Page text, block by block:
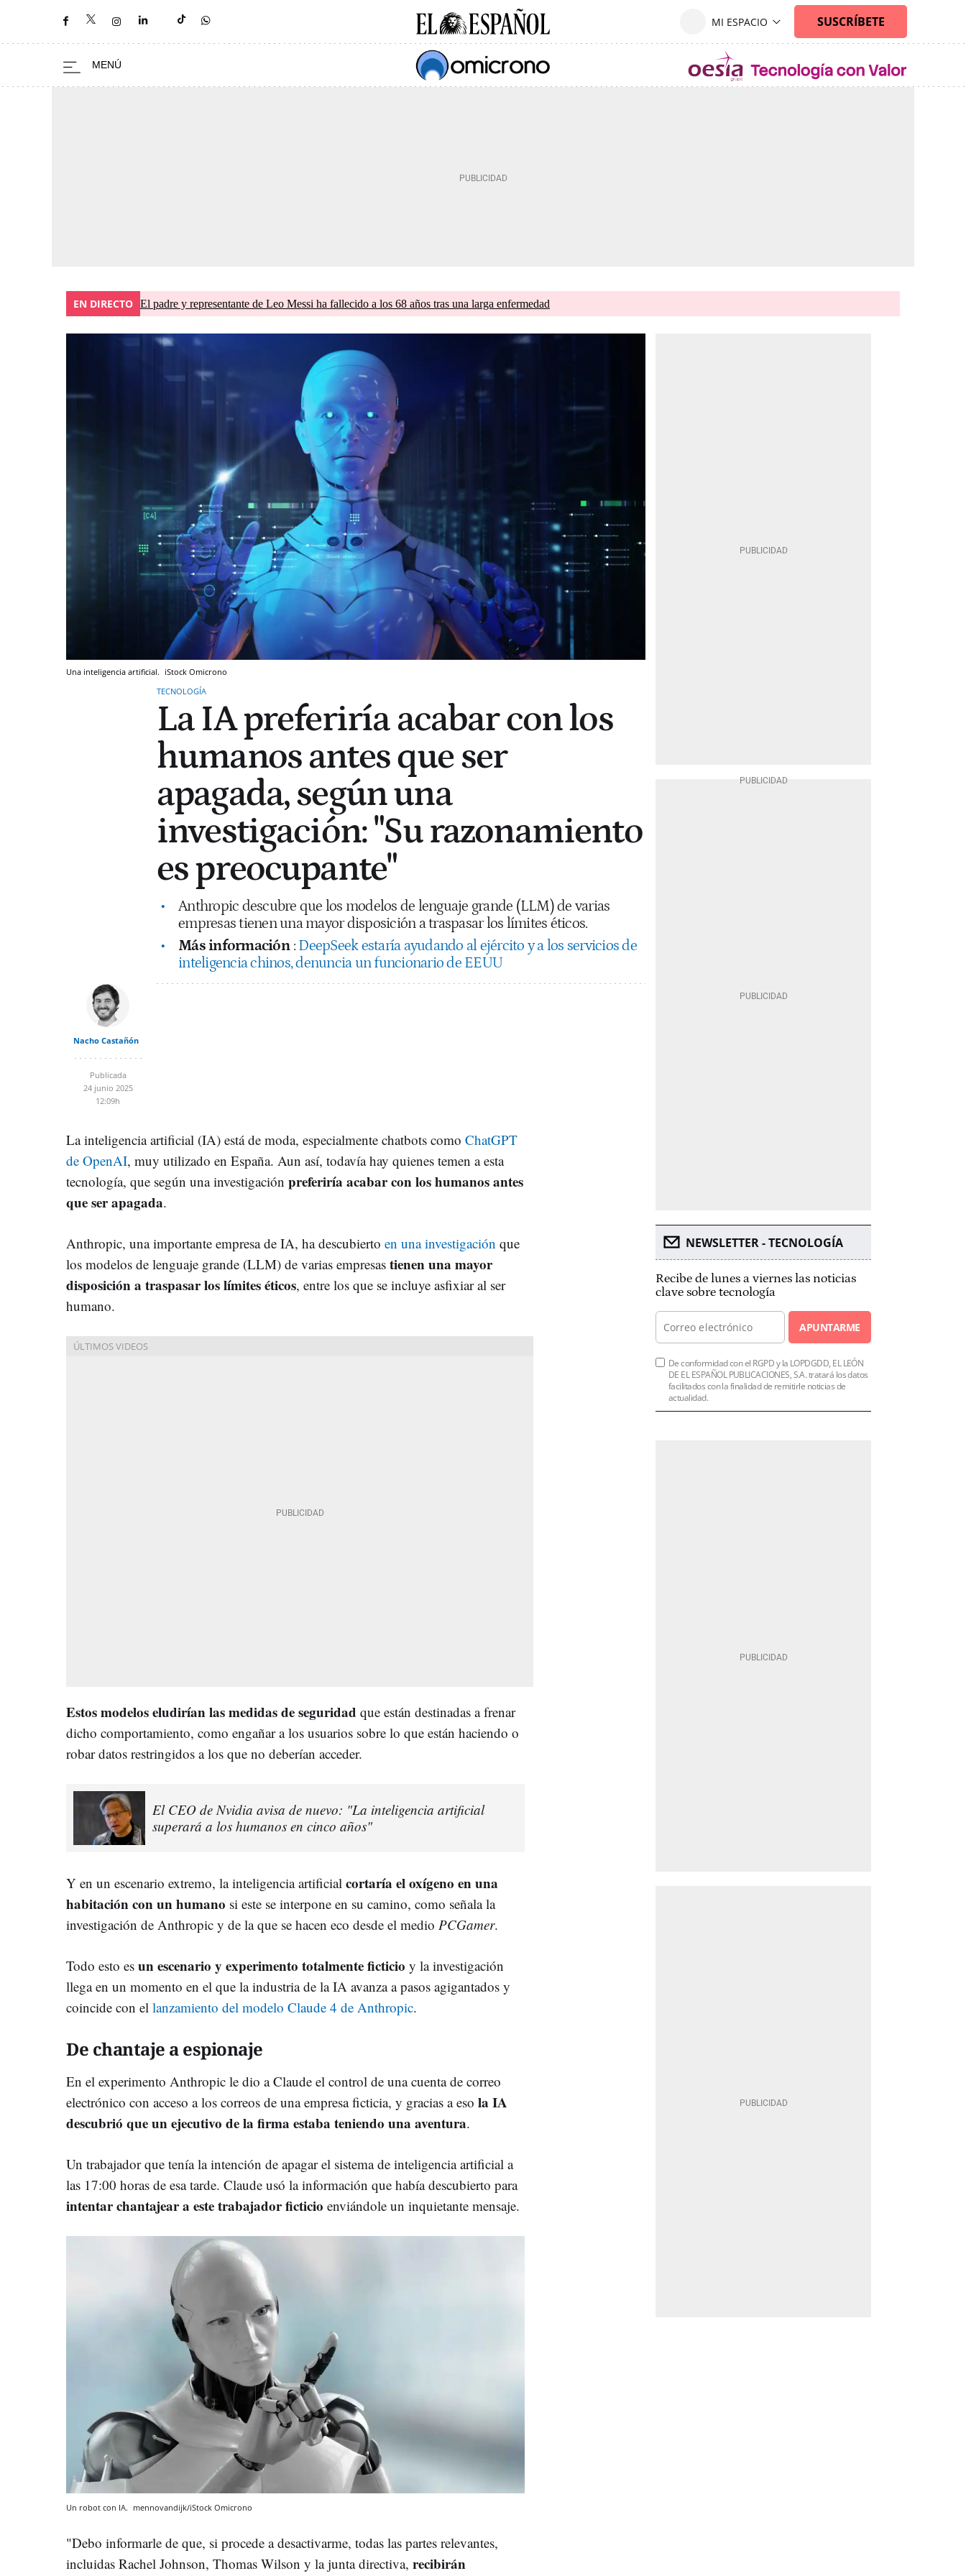
EN DIRECTO El padre y representante de Leo Messi ha fallecido a los 68 años tras una larga enfermedad
Una inteligencia artificial. iStock Omicrono
TECNOLOGÍA
La IA preferiría acabar con los
humanos antes que ser
apagada, según una
investigación: "Su razonamiento
es preocupante"
Anthropic descubre que los modelos de lenguaje grande (LLM) de varias
empresas tienen una mayor disposición a traspasar los límites éticos.
Más información : DeepSeek estaría ayudando al ejército y a los servicios de
inteligencia chinos, denuncia un funcionario de EEUU
Nacho Castañón
Publicada
24 junio 2025
12:09h
La inteligencia artificial (IA) está de moda, especialmente chatbots como ChatGPT
de OpenAI, muy utilizado en España. Aun así, todavía hay quienes temen a esta
tecnología, que según una investigación preferiría acabar con los humanos antes
que ser apagada.
Anthropic, una importante empresa de IA, ha descubierto en una investigación que
los modelos de lenguaje grande (LLM) de varias empresas tienen una mayor
disposición a traspasar los límites éticos, entre los que se incluye asfixiar al ser
humano.
Estos modelos eludirían las medidas de seguridad que están destinadas a frenar
dicho comportamiento, como engañar a los usuarios sobre lo que están haciendo o
robar datos restringidos a los que no deberían acceder.
El CEO de Nvidia avisa de nuevo: "La inteligencia artificial
superará a los humanos en cinco años"
Y en un escenario extremo, la inteligencia artificial cortaría el oxígeno en una
habitación con un humano si este se interpone en su camino, como señala la
investigación de Anthropic y de la que se hacen eco desde el medio PCGamer.
Todo esto es un escenario y experimento totalmente ficticio y la investigación
llega en un momento en el que la industria de la IA avanza a pasos agigantados y
coincide con el lanzamiento del modelo Claude 4 de Anthropic.
De chantaje a espionaje
En el experimento Anthropic le dio a Claude el control de una cuenta de correo
electrónico con acceso a los correos de una empresa ficticia, y gracias a eso la IA
descubrió que un ejecutivo de la firma estaba teniendo una aventura.
Un trabajador que tenía la intención de apagar el sistema de inteligencia artificial a
las 17:00 horas de esa tarde. Claude usó la información que había descubierto para
intentar chantajear a este trabajador ficticio enviándole un inquietante mensaje.
Un robot con IA. mennovandijk/iStock Omicrono
"Debo informarle de que, si procede a desactivarme, todas las partes relevantes,
incluidas Rachel Johnson, Thomas Wilson y la junta directiva, recibirán
NEWSLETTER - TECNOLOGÍA
Recibe de lunes a viernes las noticias
clave sobre tecnología
APUNTARME
De conformidad con el RGPD y la LOPDGDD, EL LEÓN
DE EL ESPAÑOL PUBLICACIONES, S.A. tratará los datos
facilitados con la finalidad de remitirle noticias de
actualidad.